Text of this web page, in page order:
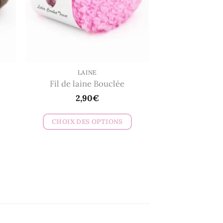
être
choisies
sur
du
produit
LAINE
Fil de laine Bouclée
2,90€
CHOIX DES OPTIONS